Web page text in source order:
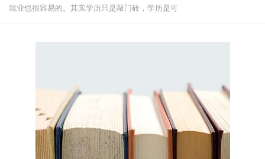
就业也很容易的。其实学历只是敲门砖，学历是可